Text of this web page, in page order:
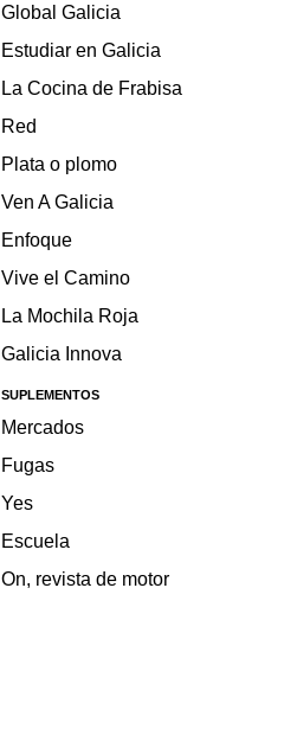
Global Galicia
Estudiar en Galicia
La Cocina de Frabisa
Red
Plata o plomo
Ven A Galicia
Enfoque
Vive el Camino
La Mochila Roja
Galicia Innova
SUPLEMENTOS
Mercados
Fugas
Yes
Escuela
On, revista de motor